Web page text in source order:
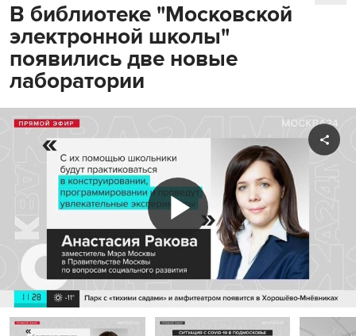
В библиотеке "Московской
электронной школы"
появились две новые
лаборатории
Play
Video